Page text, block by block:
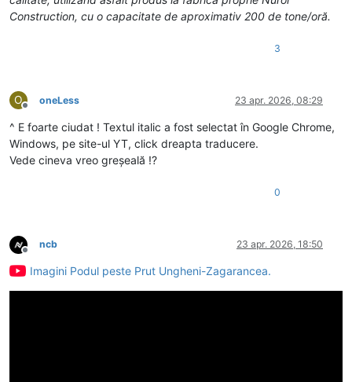
Construction, cu o capacitate de aproximativ 200 de tone/oră.
3
O
Deconectat
oneLess 23 apr. 2026, 08:29
^ E foarte ciudat ! Textul italic a fost selectat în Google Chrome,
Windows, pe site-ul YT, click dreapta traducere.
Vede cineva vreo greșeală !?
0
Deconectat
ncb 23 apr. 2026, 18:50
Imagini Podul peste Prut Ungheni-Zagarancea.